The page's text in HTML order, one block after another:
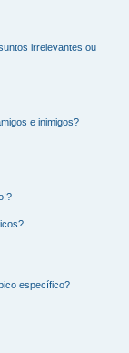
irrelevantes ou
e inimigos?
específico?